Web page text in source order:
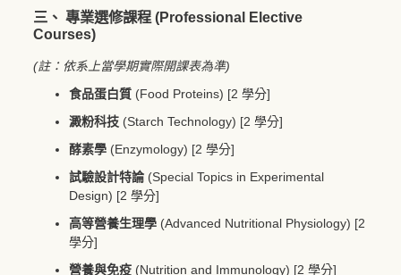
三、 專業選修課程 (Professional Elective
Courses)
(註：依系上當學期實際開課表為準)
食品蛋白質 (Food Proteins) [2 學分]
澱粉科技 (Starch Technology) [2 學分]
酵素學 (Enzymology) [2 學分]
試驗設計特論 (Special Topics in Experimental
Design) [2 學分]
高等營養生理學 (Advanced Nutritional Physiology) [2
學分]
營養與免疫 (Nutrition and Immunology) [2 學分]